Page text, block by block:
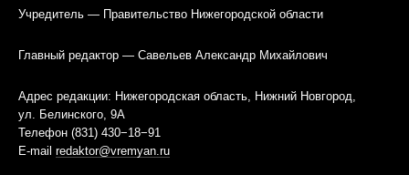
Учредитель — Правительство Нижегородской области
Главный редактор — Савельев Александр Михайлович
Адрес редакции: Нижегородская область, Нижний Новгород,
ул. Белинского, 9А
Телефон (831) 430−18−91
E-mail redaktor@vremyan.ru